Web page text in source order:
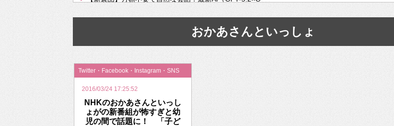
【次世代の没入感と生産性】VITURE Luma Ultra･･･
挫折率8割の壁をAIで突破。ジャストシステム、”自分が今話し･･･
2026年のバレンタインは「自分で作って、想いを渡す」 TE･･･
おかあさんといっしょ
Twitter・Facebook・Instagram・SNS
2016/03/24 17:25:52
NHKのおかあさんといっし
ょがの新番組が怖すぎと幼
児の間で話題に！ 「子ど